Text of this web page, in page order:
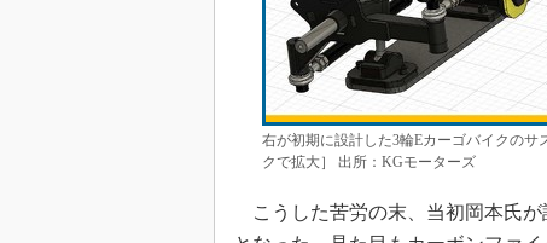
右が初期に設計した3輪Eカーゴバイクの
クで拡大］ 出所：KGモーターズ
こうした苦労の末、当初岡本氏が